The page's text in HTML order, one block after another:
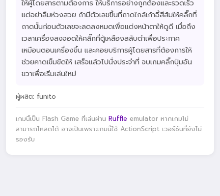
ให้ผู้โดยสารตามต้องการ ให้บริการอย่างถูกต้องและรวดเร็ว
แต่อย่าลืมห่วงสวย ถ้ามีตัวเลขขึ้นที่ถาดใกล้เก้าอี้สีส้มให้คลิ๊กที่
ถาดนั้นก่อนตัวเลขจะลดลงหมดเพื่อแต่งหน้าตาให้ดูดี เมื่อถึง
เวลาเครื่องลงจอดให้คลิ๊กที่ตู้เหลืองสลับดำเพื่อประกาศ
เหมือนตอนเครื่องขึ้น และคอยบริการผู้โดยสารที่ต้องการให้
ช่วยคาดเข็มขัดให้ เสร็จแล้วไปนั่งประจำที่ จบเกมคลิ๊กปุ่มอัน
ขวาเพื่อเริ่มเล่นใหม่
ผู้ผลิต: funito
เกมนี้เป็น Flash Game ที่เล่นผ่าน Ruffle emulator หากเกมไม่
สามารถโหลดได้ อาจเป็นเพราะเกมนี้ใช้ ActionScript เวอร์ชันที่ยังไม่
รองรับ